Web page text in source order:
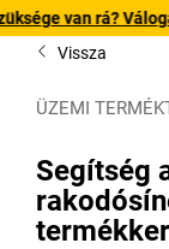
van rá?
Vissza
ÜZEMI
Segítség